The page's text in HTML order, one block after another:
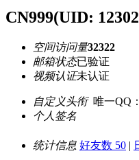
CN999(UID:
空间访问量32322
邮箱状态已验证
视频认证未认证
自定义头衔 唯一QQ
个人签名
统计信息 好友数 50 |